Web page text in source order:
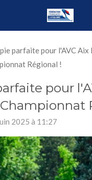
parfaite pour l'AVC Aix
Régional !
pour
2025 à 11:27